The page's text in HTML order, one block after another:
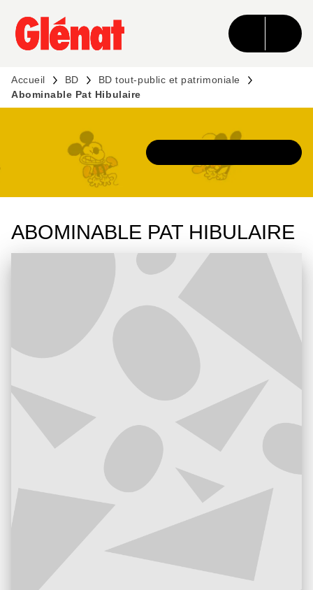
MENU RECHERCHE CONTENU
PIED DE PAGE
Accueil BD
BD tout-public et patrimoniale
Abominable Pat Hibulaire
ABOMINABLE PAT HIBULAIRE